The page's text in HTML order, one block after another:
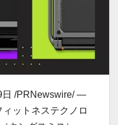
日 /PRNewswire/ —
ットネステクノロ